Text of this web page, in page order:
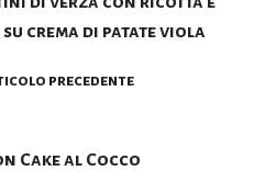
su crema di patate viola
precedente
Cake al Cocco